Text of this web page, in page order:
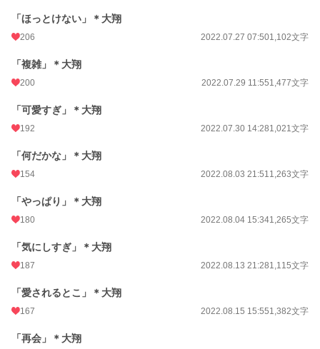
「ほっとけない」＊大翔
206 2022.07.27 07:501,102文字
「複雑」＊大翔
200 2022.07.29 11:551,477文字
「可愛すぎ」＊大翔
192 2022.07.30 14:281,021文字
「何だかな」＊大翔
154 2022.08.03 21:511,263文字
「やっぱり」＊大翔
180 2022.08.04 15:341,265文字
「気にしすぎ」＊大翔
187 2022.08.13 21:281,115文字
「愛されるとこ」＊大翔
167 2022.08.15 15:551,382文字
「再会」＊大翔